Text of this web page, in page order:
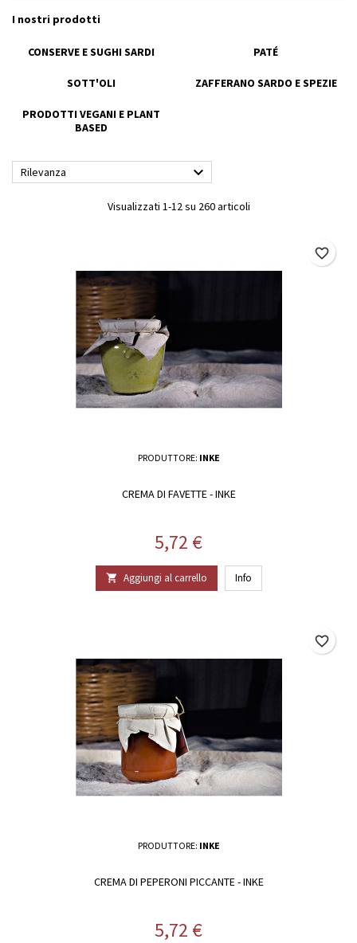
I nostri prodotti
CONSERVE E SUGHI SARDI PATÉ
SOTT'OLI ZAFFERANO SARDO E SPEZIE
PRODOTTI VEGANI E PLANT
BASED
Rilevanza 
Visualizzati 1-12 su 260 articoli
PRODUTTORE: INKE
CREMA DI FAVETTE - INKE
Prezzo
5,72 €
 Aggiungi al carrello Info
favorite_border
PRODUTTORE: INKE
CREMA DI PEPERONI PICCANTE - INKE
Prezzo
5,72 €
favorite_border